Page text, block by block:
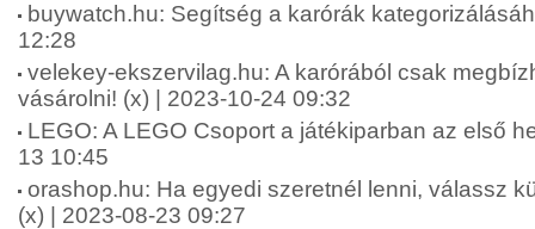
buywatch.hu: Segítség a karórák
12:28
velekey-ekszervilag.hu: A karórából csak
vásárolni! (x) | 2023-10-24 09:32
LEGO: A LEGO Csoport a játékiparban az első
13 10:45
orashop.hu: Ha egyedi szeretnél lenni, válassz
(x) | 2023-08-23 09:27